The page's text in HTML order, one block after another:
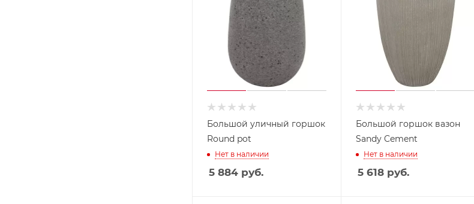
Большой уличный горшок
Round pot
Нет в наличии
5 884 руб.
Большой горшок вазон
Sandy Cement
Нет в наличии
5 618 руб.